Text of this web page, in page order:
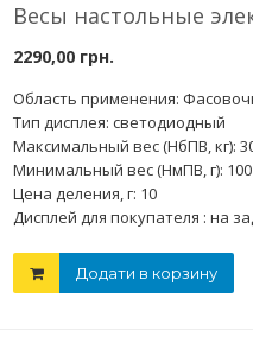
Весы настольные
2290,00 грн.
Область применения:
Тип дисплея: светодиодный
Максимальный вес (НбПВ, кг):
Минимальный вес (НмПВ, г): 100
Цена деления, г: 10
Дисплей для покупателя : на
Додати в корзину